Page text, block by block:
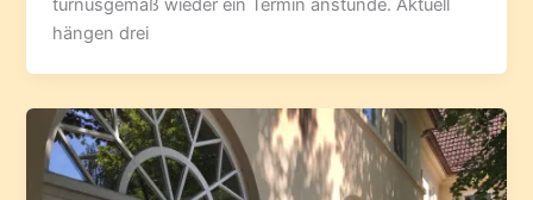
turnusgemäß wieder ein Termin anstünde. Aktuell
hängen drei